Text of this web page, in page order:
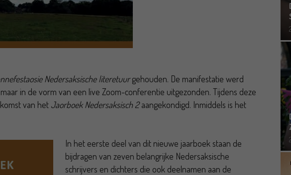
Nedersaksische literetuurgehouden. De manifestatie werd
in de vorm van een live Zoom-conferentie uitgezonden. Tijdens deze
van het Jaorboek Nedersaksisch 2aangekondigd. Inmiddels is het
In het eerste deel van dit nieuwe jaarboek staan de
bijdragen van zeven belangrijke Nedersaksische
schrijvers en dichters die ook deelnamen aan de